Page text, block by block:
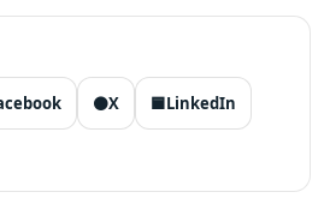
⚫X 🟦LinkedIn